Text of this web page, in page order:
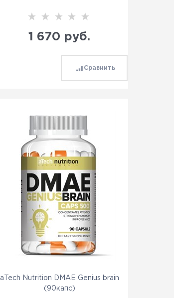
1 670 руб.
Сравнить
aTech Nutrition DMAE Genius brain
(90капс)